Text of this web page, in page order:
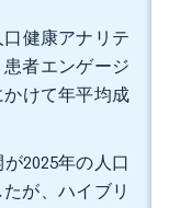
健康アナリテ
患者エンゲージ
かけて年平均成
2025年の人口
が、ハイブリ